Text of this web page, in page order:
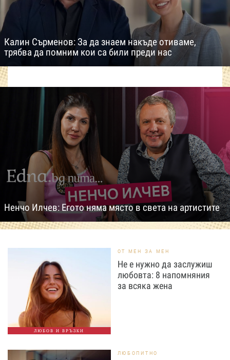
Калин Сърменов: За да знаем накъде отиваме,
трябва да помним кои са били преди нас
Ненчо Илчев: Егото няма място в света на артистите
ЛЮБОВ И ВРЪЗКИ
ОТ МЕН ЗА МЕН
Не е нужно да заслужиш
любовта: 8 напомняния
за всяка жена
ЛЮБОПИТНО